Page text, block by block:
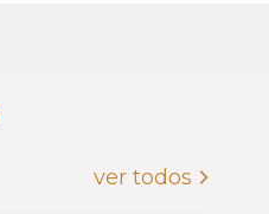
ver todos